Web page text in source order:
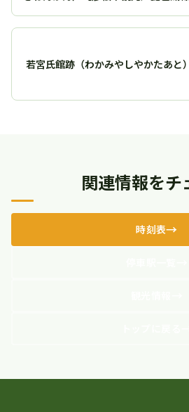
若宮氏館跡（わかみやしやかたあと
関連情報をチ
時刻表